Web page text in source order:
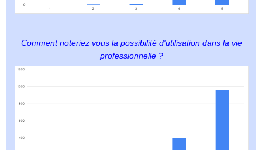
Comment noteriez vous la possibilité d'utilisation dans la vie
professionnelle ?